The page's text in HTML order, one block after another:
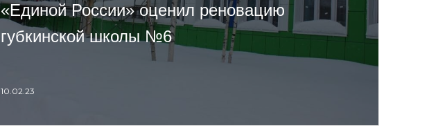
«Единой России» оценил реновацию
губкинской школы №6
10.02.23